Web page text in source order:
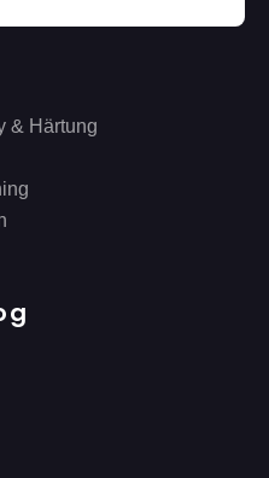
& Härtung